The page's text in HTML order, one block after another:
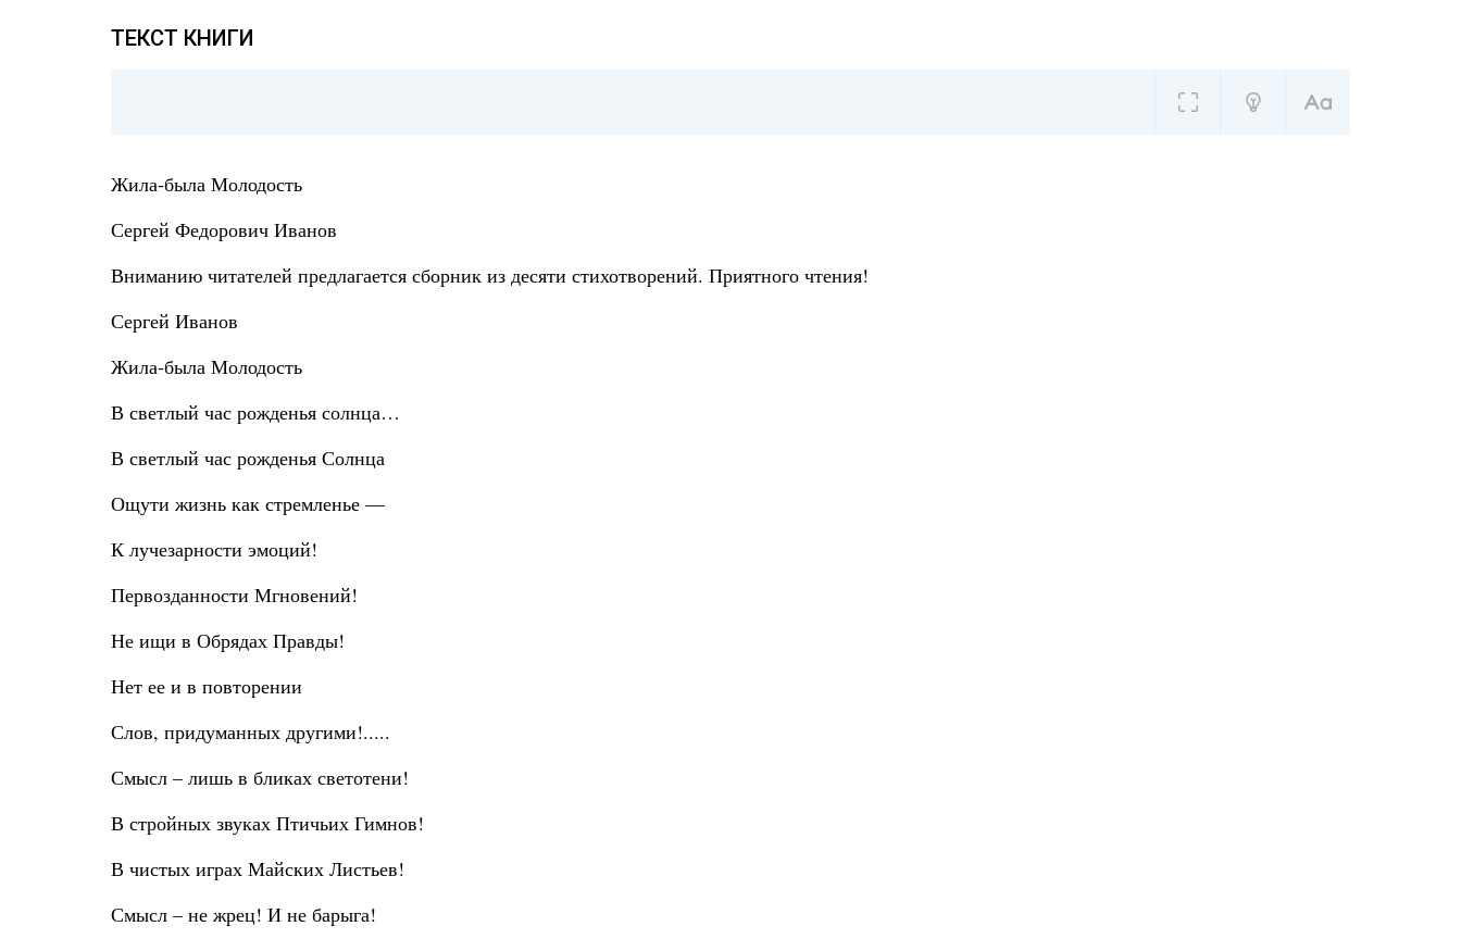
ТЕКСТ КНИГИ
Жила-была Молодость
Сергей Федорович Иванов
Вниманию читателей предлагается сборник из десяти стихотворений. Приятного чтения!
Сергей Иванов
Жила-была Молодость
В светлый час рожденья солнца…
В светлый час рожденья Солнца
Ощути жизнь как стремленье —
К лучезарности эмоций!
Первозданности Мгновений!
Не ищи в Обрядах Правды!
Нет ее и в повторении
Слов, придуманных другими!.....
Смысл – лишь в бликах светотени!
В стройных звуках Птичьих Гимнов!
В чистых играх Майских Листьев!
Смысл – не жрец! И не барыга!